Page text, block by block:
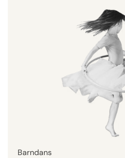
Barndans